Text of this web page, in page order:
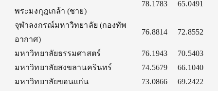
พระมงกุฎเกล้า (ชาย)
78.1783 65.0491
จุฬาลงกรณ์มหาวิทยาลัย (กองทัพ
อากาศ)
76.8814 72.8552
มหาวิทยาลัยธรรมศาสตร์ 76.1943
70.5403
มหาวิทยาลัยสงขลานครินทร์
74.5679
66.1040
มหาวิทยาลัยขอนแก่น
73.0866
69.2422